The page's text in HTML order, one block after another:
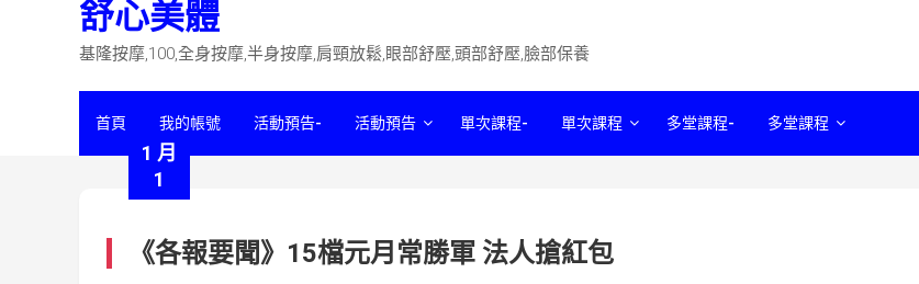
舒心美體
基隆按摩,100,全身按摩,半身按摩,肩頸放鬆,眼部舒壓,頭部舒壓,臉部保養
首頁 我的帳號 活動預告- 活動預告 單次課程- 單次課程 多堂課程- 多堂課程
1 月
1
《各報要聞》15檔元月常勝軍 法人搶紅包